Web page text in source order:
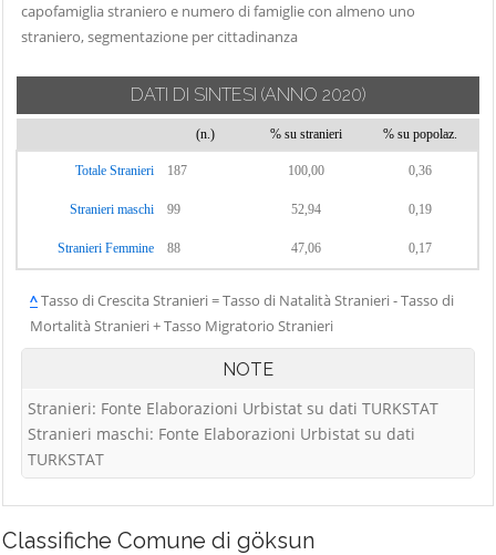
capofamiglia straniero e numero di famiglie con almeno uno
straniero, segmentazione per cittadinanza
DATI DI SINTESI (ANNO 2020)
(n.) % su stranieri % su popolaz.
Totale Stranieri 187 100,00 0,36
Stranieri maschi 99 52,94 0,19
Stranieri Femmine 88 47,06 0,17
^Tasso di Crescita Stranieri = Tasso di Natalità Stranieri - Tasso di
Mortalità Stranieri + Tasso Migratorio Stranieri
NOTE
Stranieri: Fonte Elaborazioni Urbistat su dati TURKSTAT
Stranieri maschi: Fonte Elaborazioni Urbistat su dati
TURKSTAT
Classifiche Comune di göksun